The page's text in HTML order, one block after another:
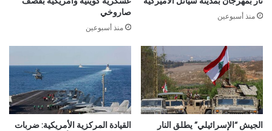
منذ أسبوعين
صاروخي
منذ أسبوعين
الجيش “الإسرائيلي” يطلق النار
القيادة المركزية الأمريكية: ضربات